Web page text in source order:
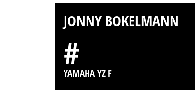
JONNY BOKELMANN
#
YAMAHA YZ F